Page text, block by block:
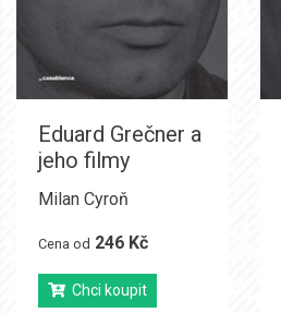
Eduard Grečner a
jeho filmy
Milan Cyroň
Cena od 246 Kč
Chci koupit